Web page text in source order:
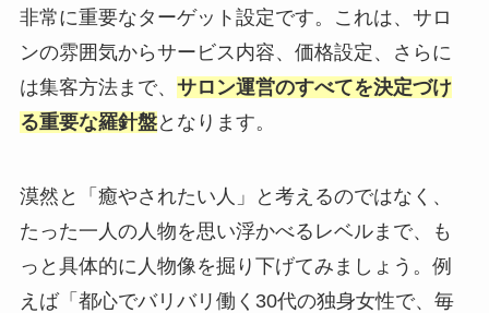
非常に重要なターゲット設定です。これは、サロ
ンの雰囲気からサービス内容、価格設定、さらに
は集客方法まで、 サロン運営のすべてを決定づけ
る重要な羅針盤となります。
漠然と「癒やされたい人」と考えるのではなく、
たった一人の人物を思い浮かべるレベルまで、も
っと具体的に人物像を掘り下げてみましょう。例
えば「都心でバリバリ働く30代の独身女性で、毎